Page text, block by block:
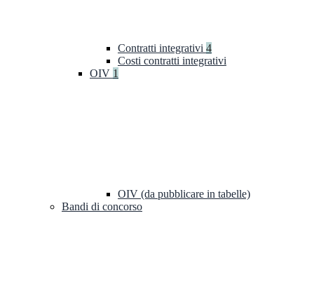
Contratti integrativi 4
Costi contratti integrativi
OIV 1
OIV (da pubblicare in tabelle)
Bandi di concorso